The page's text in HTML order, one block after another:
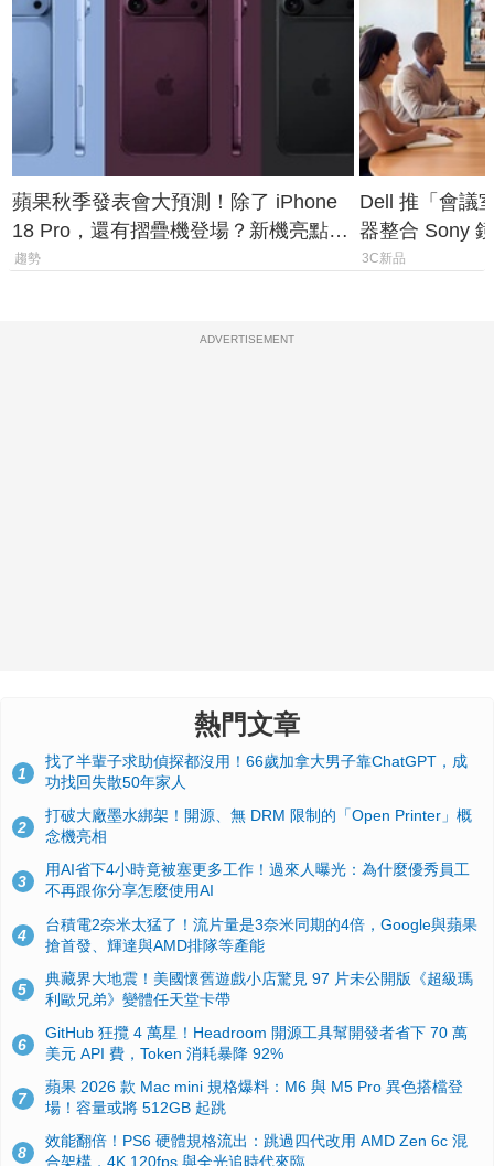
蘋果秋季發表會大預測！除了 iPhone
18 Pro，還有摺疊機登場？新機亮點預
測一次看
趨勢
Dell 推「會議
器整合 Sony
條 USB-C 就
3C新品
ADVERTISEMENT
熱門文章
1
找了半輩子求助偵探都沒用！66歲加拿大男子靠ChatGPT，成
功找回失散50年家人
2
打破大廠墨水綁架！開源、無 DRM 限制的「Open Printer」概
念機亮相
3
用AI省下4小時竟被塞更多工作！過來人曝光：為什麼優秀員工
不再跟你分享怎麼使用AI
4
台積電2奈米太猛了！流片量是3奈米同期的4倍，Google與蘋果
搶首發、輝達與AMD排隊等產能
5
典藏界大地震！美國懷舊遊戲小店驚見 97 片未公開版《超級瑪
利歐兄弟》變體任天堂卡帶
6
GitHub 狂攬 4 萬星！Headroom 開源工具幫開發者省下 70 萬
美元 API 費，Token 消耗暴降 92%
7
蘋果 2026 款 Mac mini 規格爆料：M6 與 M5 Pro 異色搭檔登
場！容量或將 512GB 起跳
8
效能翻倍！PS6 硬體規格流出：跳過四代改用 AMD Zen 6c 混
合架構，4K 120fps 與全光追時代來臨